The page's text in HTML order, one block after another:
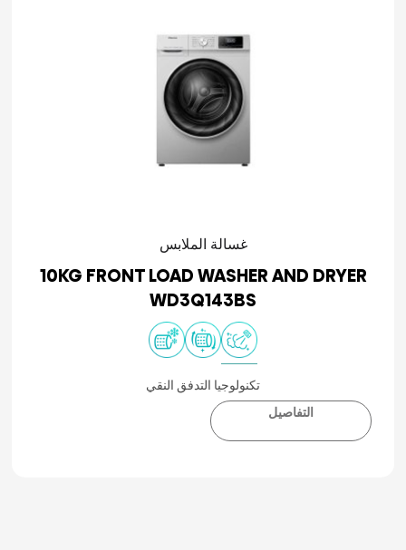
غسالة الملابس
10KG FRONT LOAD WASHER AND DRYER
WD3Q143BS
تكنولوجيا التدفق النقي
التفاصيل